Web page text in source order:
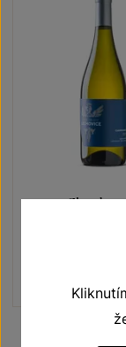
výběr z
220 Kč